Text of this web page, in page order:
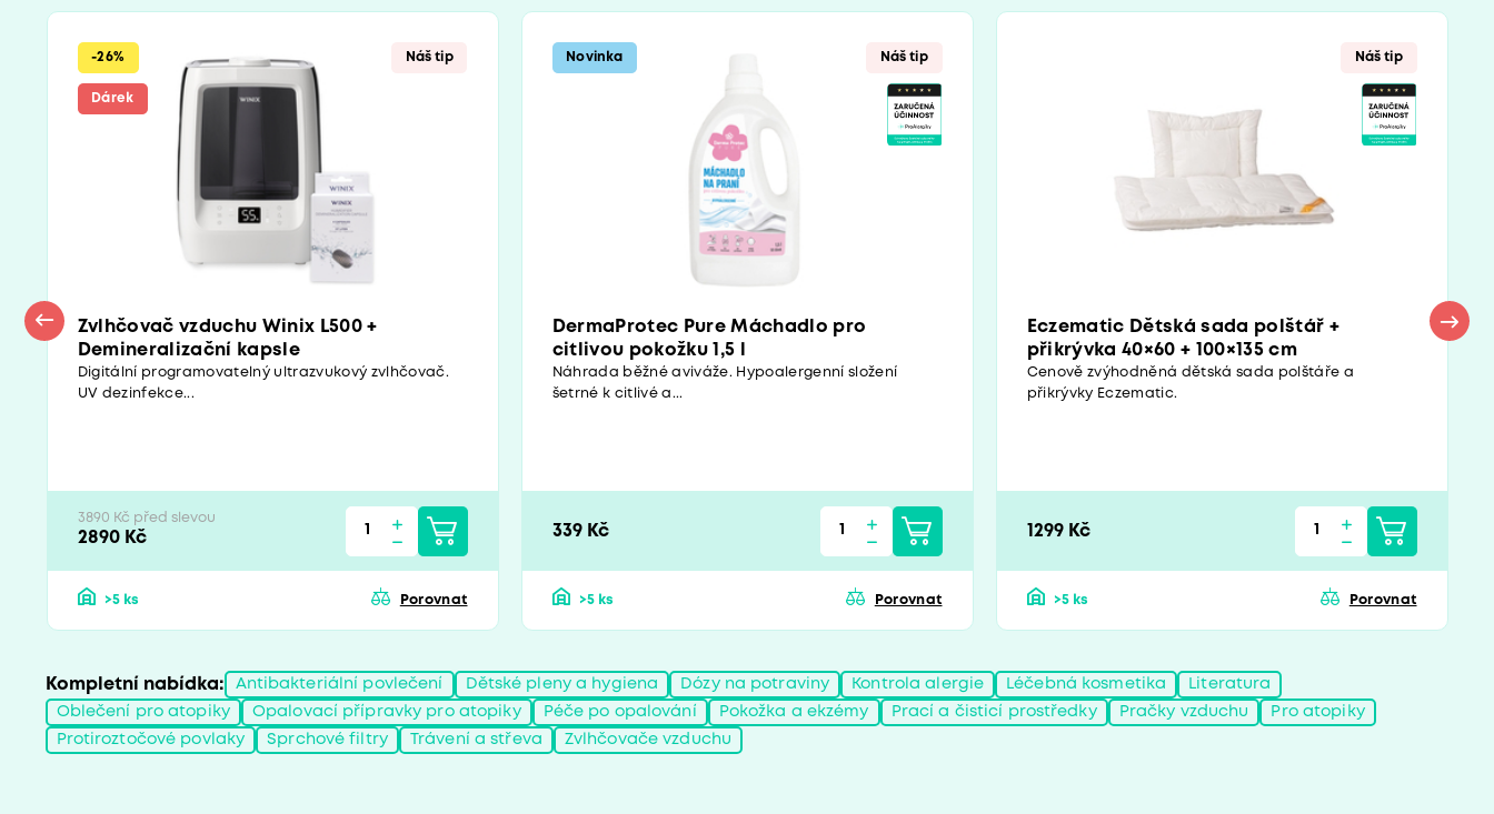
Dárek
-26% Náš tip
Zvlhčovač vzduchu Winix L500 +
Demineralizační kapsle
Digitální programovatelný ultrazvukový zvlhčovač.
UV dezinfekce...
3890 Kč před slevou
2890 Kč
>5 ks Porovnat
Novinka Náš tip
DermaProtec Pure Máchadlo pro
citlivou pokožku 1,5 l
Náhrada běžné aviváže. Hypoalergenní složení
šetrné k citlivé a...
339 Kč
>5 ks Porovnat
Náš tip
Eczematic Dětská sada polštář +
přikrývka 40×60 + 100×135 cm
Cenově zvýhodněná dětská sada polštáře a
přikrývky Eczematic.
1299 Kč
>5 ks Porovnat
Kompletní nabídka: Antibakteriální povlečení Dětské pleny a hygiena Dózy na potraviny Kontrola alergie Léčebná kosmetika
Literatura
Oblečení pro atopiky
Opalovací přípravky pro atopiky Péče po opalování Pokožka a ekzémy Prací a čisticí prostředky Pračky vzduchu
Pro atopiky
Protiroztočové povlaky
Sprchové filtry Trávení a střeva Zvlhčovače vzduchu